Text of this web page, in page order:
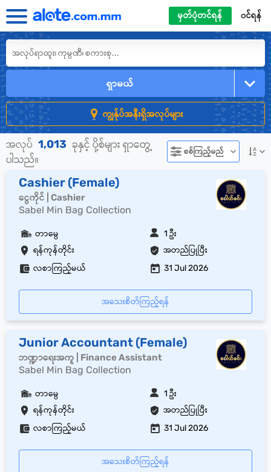
မှတ်ပုံတင်ရန် ၀င်ရန်
ရှာမယ်
ကျွန်ုပ်အနီးရှိအလုပ်များ
အလုပ် 1,013 ခုနှင့် ပို့စ်များ ရှာတွေ့
ပါသည်။
စစ်ကြည့်မည်
Cashier (Female)
ငွေကိုင် | Cashier
Sabel Min Bag Collection
ရန်ကုန်တိုင်း အတည်ပြုပြီး
တာမွေ 1 ဦး
လစာကြည့်မယ် 31 Jul 2026
အသေးစိတ်ကြည့်ရန်
Junior Accountant (Female)
ဘဏ္ဍာရေးအကူ | Finance Assistant
Sabel Min Bag Collection
ရန်ကုန်တိုင်း အတည်ပြုပြီး
တာမွေ 1 ဦး
လစာကြည့်မယ် 31 Jul 2026
အသေးစိတ်ကြည့်ရန်